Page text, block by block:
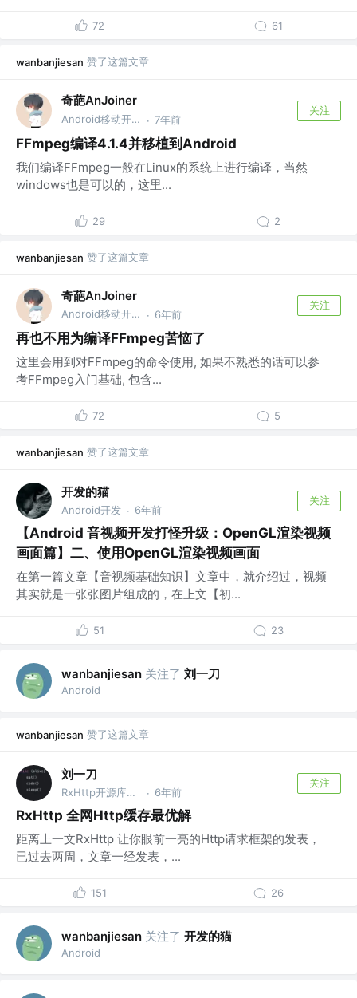
72 61
wanbanjiesan 赞了这篇文章
奇葩AnJoiner
Android移动开发🎖️ @成都书声科技有限公司 · 7年前
关注
FFmpeg编译4.1.4并移植到Android
我们编译FFmpeg一般在Linux的系统上进行编译，当然
windows也是可以的，这里...
29 2
wanbanjiesan 赞了这篇文章
奇葩AnJoiner
Android移动开发🎖️ @成都书声科技有限公司 · 6年前
关注
再也不用为编译FFmpeg苦恼了
这里会用到对FFmpeg的命令使用, 如果不熟悉的话可以参
考FFmpeg入门基础, 包含...
72 5
wanbanjiesan 赞了这篇文章
开发的猫
Android开发 · 6年前
关注
【Android 音视频开发打怪升级：OpenGL渲染视频
画面篇】二、使用OpenGL渲染视频画面
在第一篇文章【音视频基础知识】文章中，就介绍过，视频
其实就是一张张图片组成的，在上文【初...
51 23
wanbanjiesan 关注了 刘一刀
Android
wanbanjiesan 赞了这篇文章
刘一刀
RxHttp开源库作者 @RxHttp作者 · 6年前
关注
RxHttp 全网Http缓存最优解
距离上一文RxHttp 让你眼前一亮的Http请求框架的发表，
已过去两周，文章一经发表，...
151 26
wanbanjiesan 关注了 开发的猫
Android